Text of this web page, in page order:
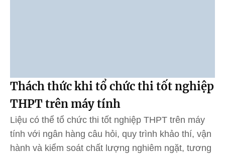
Thách thức khi tổ chức thi tốt nghiệp
THPT trên máy tính
Liệu có thể tổ chức thi tốt nghiệp THPT trên máy
tính với ngân hàng câu hỏi, quy trình khảo thí, vận
hành và kiểm soát chất lượng nghiêm ngặt, tương